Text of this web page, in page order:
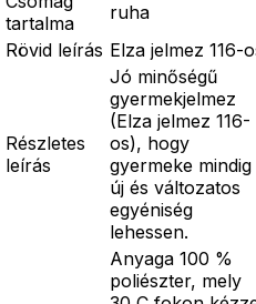
tartalma
ruha
Rövid leírás Elza jelmez 116-
Részletes
leírás
Jó minőségű
gyermekjelmez
(Elza jelmez 116-
os), hogy
gyermeke mindig
új és változatos
egyéniség
lehessen.
Anyaga 100 %
poliészter, mely